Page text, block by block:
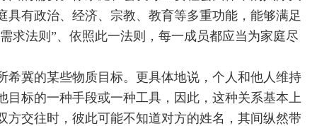
有政治、经济、宗教、教育等多重功能，能够满足
求法则”、依照此一法则，每一成员都应当为家庭尽
冀的某些物质目标。更具体地说，个人和他人维持
标的一种手段或一种工具，因此，这种关系基本上
交往时，彼此可能不知道对方的姓名，其间纵然带